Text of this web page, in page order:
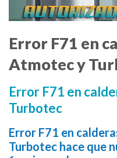
Error F71 en
Atmotec y
Error F71 en
Turbotec
Error F71 en
Turbotec hace que